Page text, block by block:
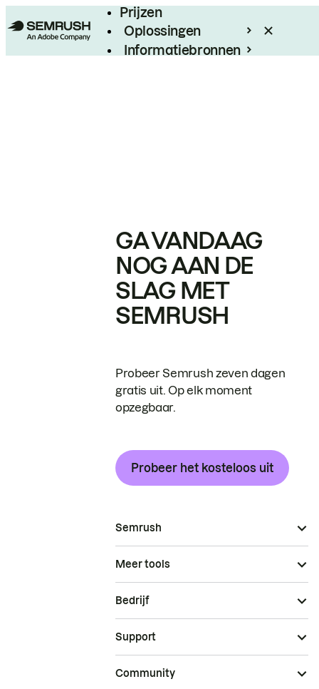
Prijzen
Oplossingen
Informatiebronnen
GA VANDAAG
NOG AAN DE
SLAG MET
SEMRUSH
Probeer Semrush zeven dagen
gratis uit. Op elk moment
opzegbaar.
Probeer het kosteloos uit
Semrush
Meer tools
Bedrijf
Support
Community